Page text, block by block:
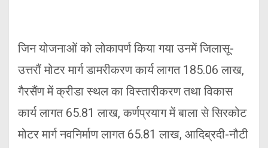
जिन योजनाओं को लोकापर्ण किया गया उनमें जिलासू-
उत्तरौं मोटर मार्ग डामरीकरण कार्य लागत 185.06 लाख,
गैरसैंण में क्रीडा स्थल का विस्तारीकरण तथा विकास
कार्य लागत 65.81 लाख, कर्णप्रयाग में बाला से सिरकोट
मोटर मार्ग नवनिर्माण लागत 65.81 लाख, आदिब्रदी-नौटी